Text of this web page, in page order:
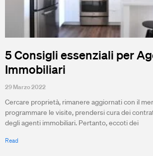
5 Consigli essenziali per
Immobiliari
29 Marzo 2022
Cercare proprietà, rimanere aggiornati con il
programmare le visite, prendersi cura dei
degli agenti immobiliari. Pertanto, eccoti dei
Read